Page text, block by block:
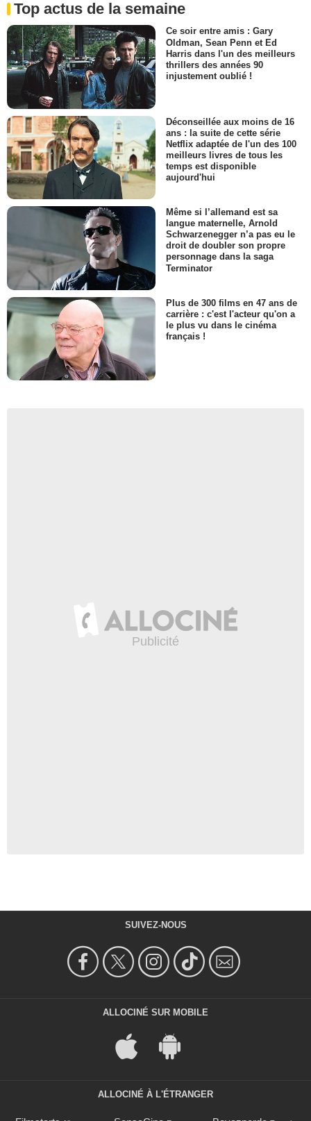
Top actus de la semaine
Ce soir entre amis : Gary
Oldman, Sean Penn et Ed
Harris dans l'un des meilleurs
thrillers des années 90
injustement oublié !
Déconseillée aux moins de 16
ans : la suite de cette série
Netflix adaptée de l'un des 100
meilleurs livres de tous les
temps est disponible
aujourd'hui
Même si l’allemand est sa
langue maternelle, Arnold
Schwarzenegger n’a pas eu le
droit de doubler son propre
personnage dans la saga
Terminator
Plus de 300 films en 47 ans de
carrière : c'est l'acteur qu'on a
le plus vu dans le cinéma
français !
SUIVEZ-NOUS
ALLOCINÉ SUR MOBILE
ALLOCINÉ À L'ÉTRANGER